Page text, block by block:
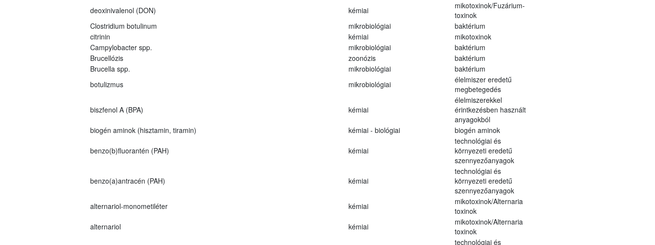
deoxinivalenol (DON)
kémiai
mikotoxinok/Fuzárium-
toxinok
Clostridium botulinum
mikrobiológiai
baktérium
citrinin
kémiai
mikotoxinok
Campylobacter spp.
mikrobiológiai
baktérium
Brucellózis
zoonózis
baktérium
Brucella spp.
mikrobiológiai
baktérium
botulizmus
mikrobiológiai
élelmiszer eredetű
megbetegedés
biszfenol A (BPA) kémiai
élelmiszerekkel
érintkezésben használt
anyagokból
biogén aminok (hisztamin, tiramin)
kémiai - biológiai biogén aminok
benzo(b)fluorantén (PAH) kémiai
technológiai és
környezeti eredetű
szennyezőanyagok
benzo(a)antracén (PAH) kémiai
technológiai és
környezeti eredetű
szennyezőanyagok
alternariol-monometiléter
kémiai
mikotoxinok/Alternaria
toxinok
alternariol
kémiai
mikotoxinok/Alternaria
toxinok
technológiai és